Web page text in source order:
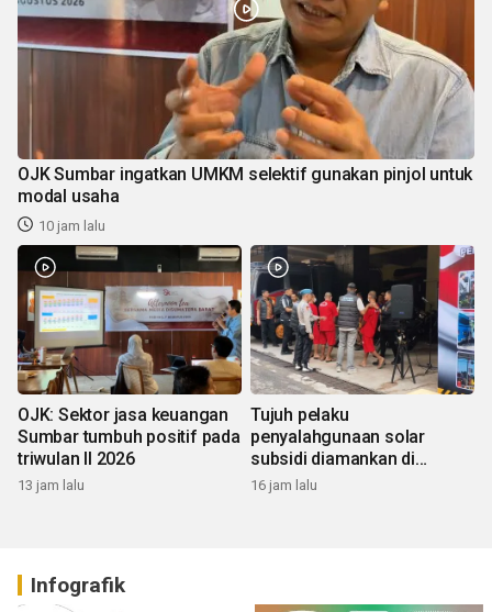
OJK Sumbar ingatkan UMKM selektif gunakan pinjol untuk
modal usaha
10 jam lalu
OJK: Sektor jasa keuangan
Sumbar tumbuh positif pada
triwulan II 2026
13 jam lalu
Tujuh pelaku
penyalahgunaan solar
subsidi diamankan di
Sumbar
16 jam lalu
Infografik